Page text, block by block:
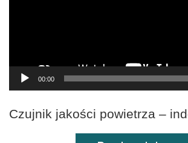
00:00
Czujnik jakości powietrza –